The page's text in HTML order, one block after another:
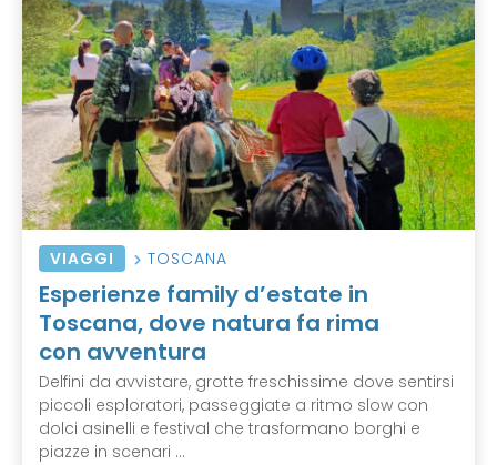
VIAGGI TOSCANA
Esperienze family d’estate in
Toscana, dove natura fa rima
con avventura
Delfini da avvistare, grotte freschissime dove sentirsi
piccoli esploratori, passeggiate a ritmo slow con
dolci asinelli e festival che trasformano borghi e
piazze in scenari ...